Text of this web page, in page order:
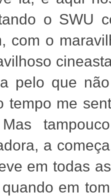
o SWU
com o
pelo que
tempo me
a
em todas
em